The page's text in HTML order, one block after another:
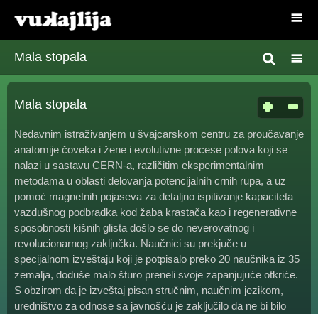
Mala stopala
Mala stopala
Nedavnim istraživanjem u švajcarskom centru za proučavanje
anatomije čoveka i žene i evolutivne procese polova koji se
nalazi u sastavu CERN-a, različitim eksperimentalnim
metodama u oblasti delovanja potencijalnih crnih rupa, a uz
pomoć magnetnih pojaseva za detaljno ispitivanje kapaciteta
vazdušnog podbradka kod žaba krastača kao i regenerativne
sposobnosti kišnih glista došlo se do neverovatnog i
revolucionarnog zaključka. Naučnici su prekjuče u
specijalnom izveštaju koji je potpisalo preko 20 naučnika iz 35
zemalja, doduše malo šturo preneli svoje zapanjujuće otkriće.
S obzirom da je izveštaj pisan stručnim, naučnim jezikom,
uredništvo za odnose sa javnošću je zaključilo da ne bi bilo